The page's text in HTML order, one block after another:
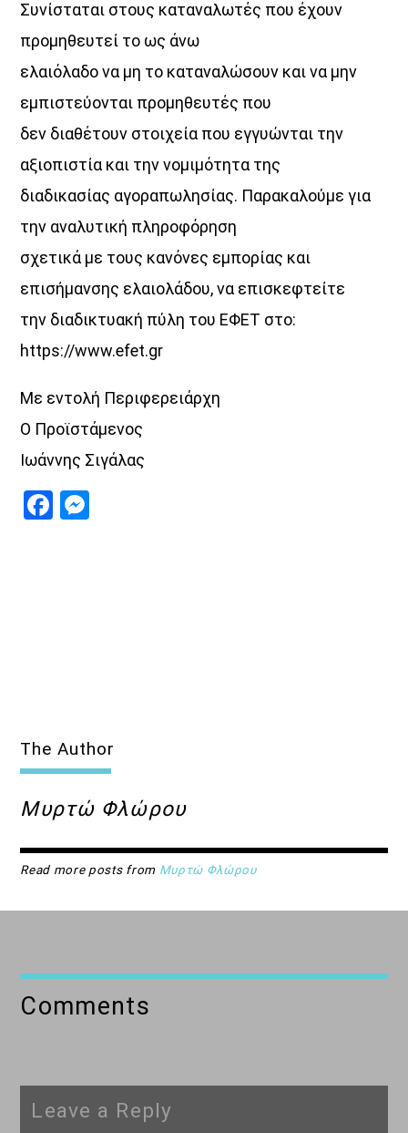
Συνίσταται στους καταναλωτές που έχουν
προμηθευτεί το ως άνω
ελαιόλαδο να μη το καταναλώσουν και να μην
εμπιστεύονται προμηθευτές που
δεν διαθέτουν στοιχεία που εγγυώνται την
αξιοπιστία και την νομιμότητα της
διαδικασίας αγοραπωλησίας. Παρακαλούμε για
την αναλυτική πληροφόρηση
σχετικά με τους κανόνες εμπορίας και
επισήμανσης ελαιολάδου, να επισκεφτείτε
την διαδικτυακή πύλη του ΕΦΕΤ στο:
https://www.efet.gr
Με εντολή Περιφερειάρχη
Ο Προϊστάμενος
Ιωάννης Σιγάλας
Facebook
The Author
Μυρτώ Φλώρου
Read more posts from Μυρτώ Φλώρου
Comments
Leave a Reply